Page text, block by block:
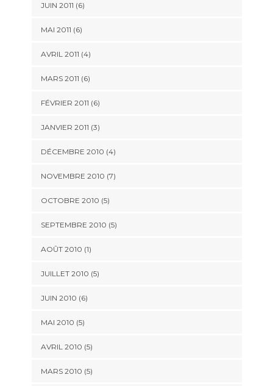
JUIN 2011 (6)
MAI 2011 (6)
AVRIL 2011 (4)
MARS 2011 (6)
FÉVRIER 2011 (6)
JANVIER 2011 (3)
DÉCEMBRE 2010 (4)
NOVEMBRE 2010 (7)
OCTOBRE 2010 (5)
SEPTEMBRE 2010 (5)
AOÛT 2010 (1)
JUILLET 2010 (5)
JUIN 2010 (6)
MAI 2010 (5)
AVRIL 2010 (5)
MARS 2010 (5)